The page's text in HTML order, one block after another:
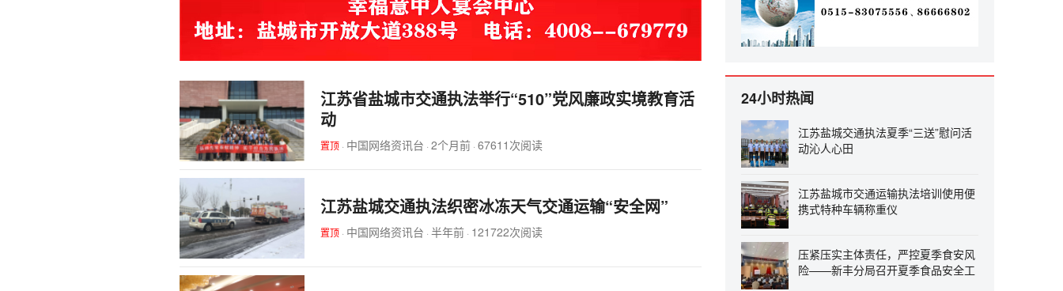
江苏省盐城市交通执法举行“510”党风廉政实境教育活
动
置顶 · 中国网络资讯台 · 2个月前 · 67611次阅读
江苏盐城交通执法织密冰冻天气交通运输“安全网”
置顶 · 中国网络资讯台 · 半年前 · 121722次阅读
24小时热闻
江苏盐城交通执法夏季“三送”慰问活
动沁人心田
江苏盐城市交通运输执法培训使用便
携式特种车辆称重仪
压紧压实主体责任，严控夏季食安风
险——新丰分局召开夏季食品安全工